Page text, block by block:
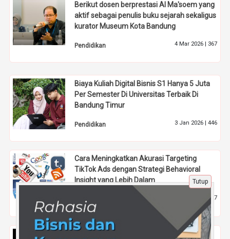
Berikut dosen berprestasi Al Ma'soem yang
aktif sebagai penulis buku sejarah sekaligus
kurator Museum Kota Bandung
Pendidikan 4 Mar 2026 | 367
Biaya Kuliah Digital Bisnis S1 Hanya 5 Juta
Per Semester Di Universitas Terbaik Di
Bandung Timur
Pendidikan 3 Jan 2026 | 446
Cara Meningkatkan Akurasi Targeting
TikTok Ads dengan Strategi Behavioral
Insight yang Lebih Dalam
Tips 127
Tips Memberikan Pendidikan Agama
Tutup